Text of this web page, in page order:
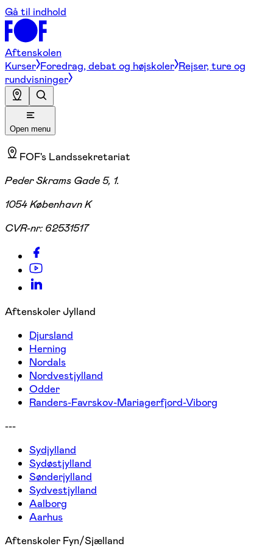
Gå til indhold
Aftenskolen
Kurser Foredrag, debat og højskoler Rejser, ture og
rundvisninger
Open menu
FOF's Landssekretariat
Peder Skrams Gade 5, 1.
1054 København K
CVR-nr: 62531517
Aftenskoler Jylland
Djursland
Herning
Nordals
Nordvestjylland
Odder
Randers-Favrskov-Mariagerfjord-Viborg
---
Sydjylland
Sydøstjylland
Sønderjylland
Sydvestjylland
Aalborg
Aarhus
Aftenskoler Fyn/Sjælland